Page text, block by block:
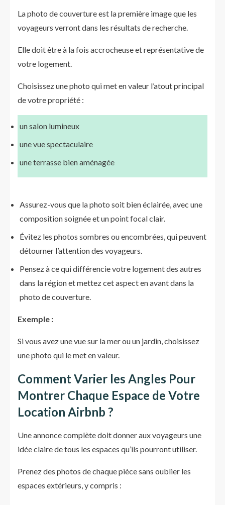
La photo de couverture est la première image que les
voyageurs verront dans les résultats de recherche.
Elle doit être à la fois accrocheuse et représentative de
votre logement.
Choisissez une photo qui met en valeur l’atout principal
de votre propriété :
un salon lumineux
une vue spectaculaire
une terrasse bien aménagée
Assurez-vous que la photo soit bien éclairée, avec une
composition soignée et un point focal clair.
Évitez les photos sombres ou encombrées, qui peuvent
détourner l’attention des voyageurs.
Pensez à ce qui différencie votre logement des autres
dans la région et mettez cet aspect en avant dans la
photo de couverture.
Exemple :
Si vous avez une vue sur la mer ou un jardin, choisissez
une photo qui le met en valeur.
Comment Varier les Angles Pour
Montrer Chaque Espace de Votre
Location Airbnb ?
Une annonce complète doit donner aux voyageurs une
idée claire de tous les espaces qu’ils pourront utiliser.
Prenez des photos de chaque pièce sans oublier les
espaces extérieurs, y compris :